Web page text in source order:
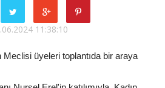
11:38:10
Meclisi üyeleri toplantıda bir araya